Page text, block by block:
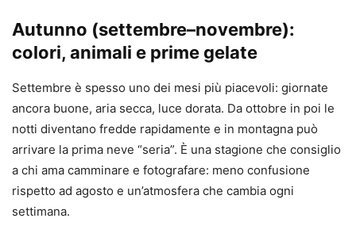
Autunno (settembre–novembre):
colori, animali e prime gelate
Settembre è spesso uno dei mesi più piacevoli: giornate
ancora buone, aria secca, luce dorata. Da ottobre in poi le
notti diventano fredde rapidamente e in montagna può
arrivare la prima neve “seria”. È una stagione che consiglio
a chi ama camminare e fotografare: meno confusione
rispetto ad agosto e un’atmosfera che cambia ogni
settimana.